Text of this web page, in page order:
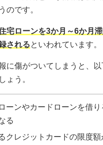
のです。
宅ローンを3か月～6か月
されるといわれています。
に傷がついてしまうと、
ょう。
ーンやカードローンを借
る
クレジットカードの限度額